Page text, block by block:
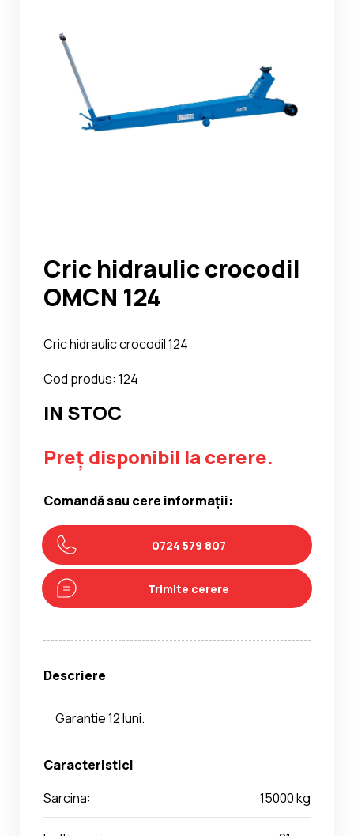
Ghidul Echipamentelor
Contact
Cric hidraulic crocodil
OMCN 124
Cric hidraulic crocodil 124
Cod produs: 124
IN STOC
Preț disponibil la cerere.
Comandă sau cere informații:
0724 579 807
Trimite cerere
Descriere
Garantie 12 luni.
Caracteristici
Sarcina:
15000 kg